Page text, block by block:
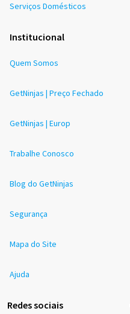
Serviços Domésticos
Institucional
Quem Somos
GetNinjas | Preço Fechado
GetNinjas | Europ
Trabalhe Conosco
Blog do GetNinjas
Segurança
Mapa do Site
Ajuda
Redes sociais